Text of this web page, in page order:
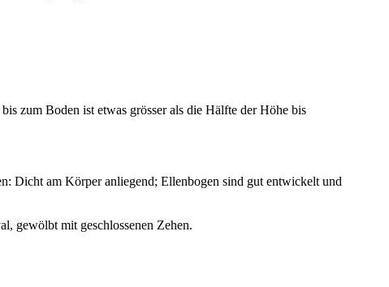
zum Boden ist etwas grösser als die Hälfte der Höhe bis
Dicht am Körper anliegend; Ellenbogen sind gut entwickelt und
gewölbt mit geschlossenen Zehen.